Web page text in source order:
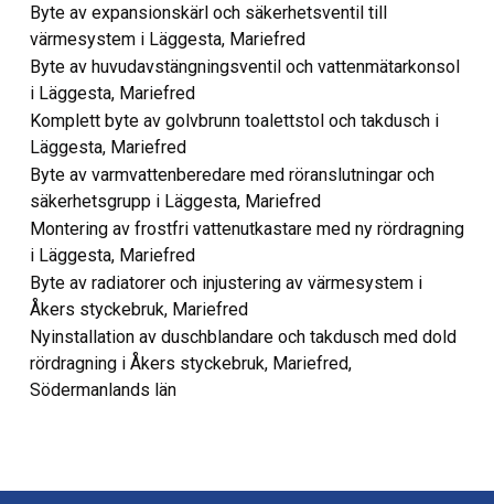
Byte av expansionskärl och säkerhetsventil till
värmesystem i Läggesta, Mariefred
Byte av huvudavstängningsventil och vattenmätarkonsol
i Läggesta, Mariefred
Komplett byte av golvbrunn toalettstol och takdusch i
Läggesta, Mariefred
Byte av varmvattenberedare med röranslutningar och
säkerhetsgrupp i Läggesta, Mariefred
Montering av frostfri vattenutkastare med ny rördragning
i Läggesta, Mariefred
Byte av radiatorer och injustering av värmesystem i
Åkers styckebruk, Mariefred
Nyinstallation av duschblandare och takdusch med dold
rördragning i Åkers styckebruk, Mariefred,
Södermanlands län